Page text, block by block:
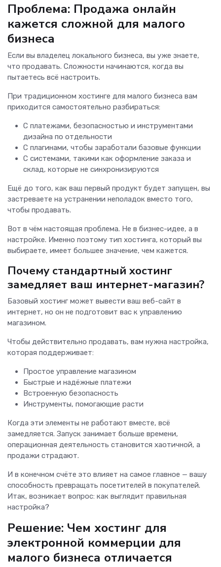
Проблема: Продажа онлайн
кажется сложной для малого
бизнеса
Если вы владелец локального бизнеса, вы уже знаете,
что продавать. Сложности начинаются, когда вы
пытаетесь всё настроить.
При традиционном хостинге для малого бизнеса вам
приходится самостоятельно разбираться:
С платежами, безопасностью и инструментами
дизайна по отдельности
С плагинами, чтобы заработали базовые функции
С системами, такими как оформление заказа и
склад, которые не синхронизируются
Ещё до того, как ваш первый продукт будет запущен, вы
застреваете на устранении неполадок вместо того,
чтобы продавать.
Вот в чём настоящая проблема. Не в бизнес-идее, а в
настройке. Именно поэтому тип хостинга, который вы
выбираете, имеет большее значение, чем кажется.
Почему стандартный хостинг
замедляет ваш интернет-магазин?
Базовый хостинг может вывести ваш веб-сайт в
интернет, но он не подготовит вас к управлению
магазином.
Чтобы действительно продавать, вам нужна настройка,
которая поддерживает:
Простое управление магазином
Быстрые и надёжные платежи
Встроенную безопасность
Инструменты, помогающие расти
Когда эти элементы не работают вместе, всё
замедляется. Запуск занимает больше времени,
операционная деятельность становится хаотичной, а
продажи страдают.
И в конечном счёте это влияет на самое главное — вашу
способность превращать посетителей в покупателей.
Итак, возникает вопрос: как выглядит правильная
настройка?
Решение: Чем хостинг для
электронной коммерции для
малого бизнеса отличается